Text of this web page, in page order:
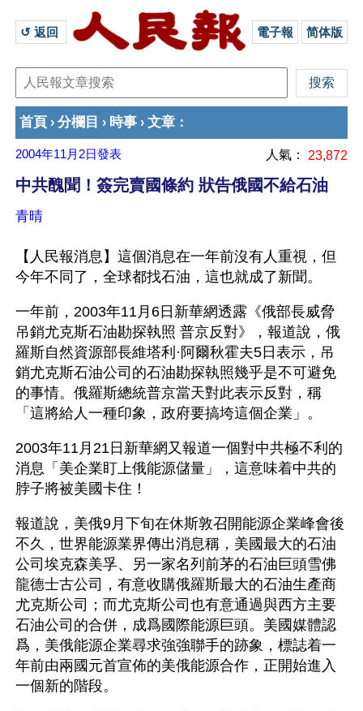
↺ 返回 電子報 简体版
首頁 › 分欄目 › 時事 › 文章 ：
2004年11月2日發表 人氣： 23,872
中共醜聞！簽完賣國條約 狀告俄國不給石油
青晴
【人民報消息】這個消息在一年前沒有人重視，但
今年不同了，全球都找石油，這也就成了新聞。
一年前，2003年11月6日新華網透露《俄部長威脅
吊銷尤克斯石油勘探執照 普京反對》，報道說，俄
羅斯自然資源部長維塔利·阿爾秋霍夫5日表示，吊
銷尤克斯石油公司的石油勘探執照幾乎是不可避免
的事情。俄羅斯總統普京當天對此表示反對，稱
「這將給人一種印象，政府要搞垮這個企業」。
2003年11月21日新華網又報道一個對中共極不利的
消息「美企業盯上俄能源儲量」，這意味着中共的
脖子將被美國卡住！
報道說，美俄9月下旬在休斯敦召開能源企業峰會後
不久，世界能源業界傳出消息稱，美國最大的石油
公司埃克森美孚、另一家名列前茅的石油巨頭雪佛
龍德士古公司，有意收購俄羅斯最大的石油生產商
尤克斯公司；而尤克斯公司也有意通過與西方主要
石油公司的合併，成爲國際能源巨頭。美國媒體認
爲，美俄能源企業尋求強強聯手的跡象，標誌着一
年前由兩國元首宣佈的美俄能源合作，正開始進入
一個新的階段。